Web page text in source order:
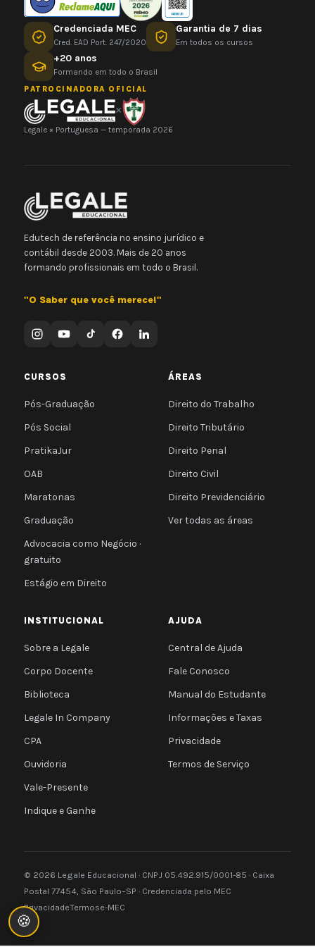
Credenciada MEC
Cred. EAD Port. 247/2020
Garantia de 7 dias
Em todos os cursos
+20 anos
Formando em todo o Brasil
PATROCINADORA OFICIAL
×
Legale × Portuguesa — temporada 2026
Edutech de referência no ensino jurídico e
contábil desde 2003. Mais de 20 anos
formando profissionais em todo o Brasil.
"O Saber que você merece!"
CURSOS
Pós-Graduação
Pós Social
PratikaJur
OAB
Maratonas
Graduação
Advocacia como Negócio ·
gratuito
Estágio em Direito
ÁREAS
Direito do Trabalho
Direito Tributário
Direito Penal
Direito Civil
Direito Previdenciário
Ver todas as áreas
INSTITUCIONAL
Sobre a Legale
Corpo Docente
Biblioteca
Legale In Company
CPA
Ouvidoria
Vale-Presente
Indique e Ganhe
AJUDA
Central de Ajuda
Fale Conosco
Manual do Estudante
Informações e Taxas
Privacidade
Termos de Serviço
© 2026 Legale Educacional · CNPJ 05.492.915/0001-85 · Caixa
Postal 77454, São Paulo–SP · Credenciada pelo MEC
PrivacidadeTermose-MEC
🍪